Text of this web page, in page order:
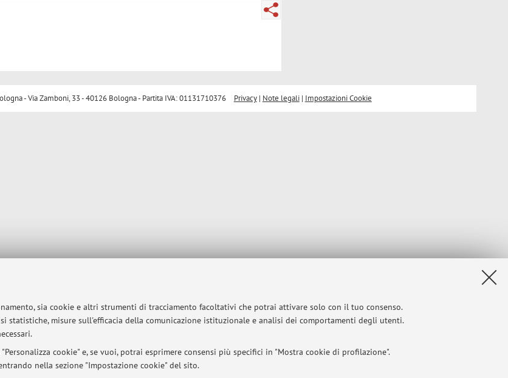
sia cookie e altri strumenti di tracciamento facoltativi che potrai attivare solo con il tuo consenso.
misure sull'efficacia della comunicazione istituzionale e analisi dei comportamenti degli utenti.
cookie" e, se vuoi, potrai esprimere consensi più specifici in "Mostra cookie di profilazione".
nella sezione "Impostazione cookie" del sito.
- Via Zamboni, 33 - 40126 Bologna - Partita IVA: 01131710376 Privacy| Note legali| Impostazioni Cookie